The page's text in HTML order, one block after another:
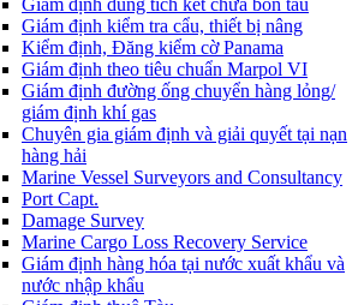
Giám định dung tích két chứa bồn tàu
Giám định kiểm tra cẩu, thiết bị nâng
Kiểm định, Đăng kiểm cờ Panama
Giám định theo tiêu chuẩn Marpol VI
Giám định đường ống chuyển hàng lỏng/
giám định khí gas
Chuyên gia giám định và giải quyết tại nạn
hàng hải
Marine Vessel Surveyors and Consultancy
Port Capt.
Damage Survey
Marine Cargo Loss Recovery Service
Giám định hàng hóa tại nước xuất khẩu và
nước nhập khẩu